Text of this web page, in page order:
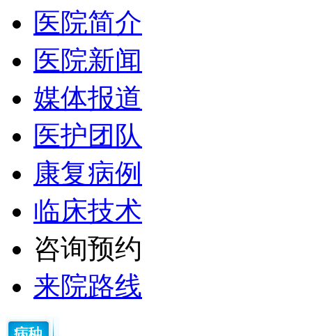
医院简介
医院新闻
媒体报道
医护团队
康复病例
临床技术
咨询预约
来院路线